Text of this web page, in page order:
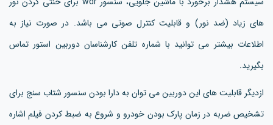
های زیاد (ضد نور) و قابلیت کنترل صوتی می باشد. در صورت نیاز به
اطلاعات بیشتر می توانید با شماره تلفن کارشناسان دوربین استور تماس
بگیرید.
ازدیگر قابلیت های این دوربین می توان به دارا بودن سنسور شتاب سنج برای
تشخیص ضربه در زمان پارک بودن خودرو و شروع به ضبط کردن فیلم اشاره